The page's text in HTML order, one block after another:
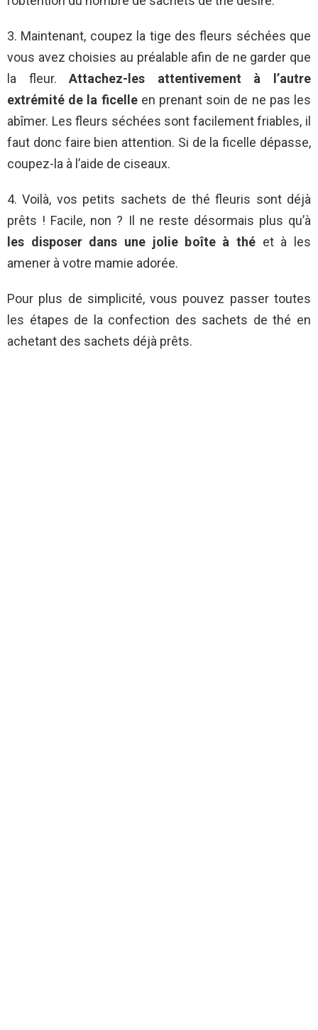
3. Maintenant, coupez la tige des fleurs séchées que
vous avez choisies au préalable afin de ne garder que
la fleur.Attachez-les attentivement à l’autre
extrémité de la ficelle en prenant soin de ne pas les
abîmer. Les fleurs séchées sont facilement friables, il
faut donc faire bien attention. Si de la ficelle dépasse,
coupez-la à l’aide de ciseaux.
4. Voilà, vos petits sachets de thé fleuris sont déjà
prêts ! Facile, non ? Il ne reste désormais plus qu’à
les disposer dans une jolie boîte à thé et à les
amener à votre mamie adorée.
Pour plus de simplicité, vous pouvez passer toutes
les étapes de la confection des sachets de thé en
achetant des sachets déjà prêts.